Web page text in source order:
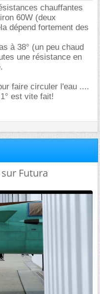
chauffantes
60W (deux
dépend fortement des
à 38° (un peu chaud
une résistance en
faire circuler l'eau ....
est vite fait!
Futura